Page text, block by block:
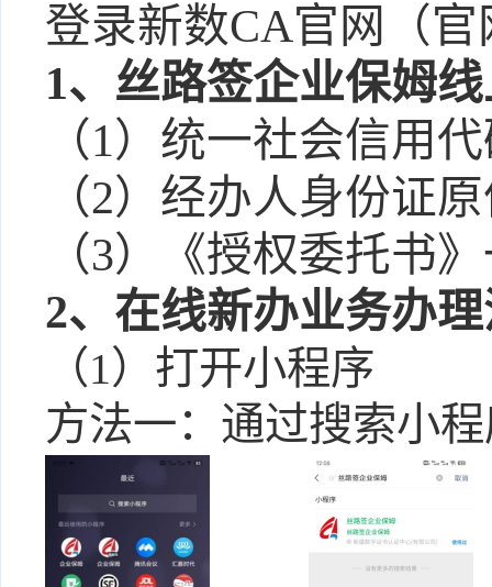
登录新数CA官网（官
1、 丝路签企业保姆
（1） 统一社会信用
（2） 经办人身份证
（3）
《授权委托书
2、在线新办业务办
（1） 打开小程序
方法一：通过搜索小